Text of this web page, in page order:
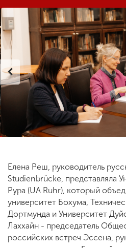
деятельности
Студенческая жизнь
Сведения об
образовательной
организации
Приемная
комиссия
+7 (831) 262-26-20
Елена Реш, руководитель
Studienbrücke, представляла
Рура (UA Ruhr), который
университет Бохума,
Дортмунда и Университет
Лаххайн - председатель
российских встреч Эссена,